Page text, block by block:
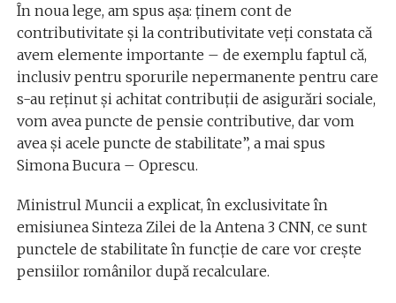
În noua lege, am spus așa: ținem cont de
contributivitate și la contributivitate veți constata că
avem elemente importante – de exemplu faptul că,
inclusiv pentru sporurile nepermanente pentru care
s-au reținut și achitat contribuții de asigurări sociale,
vom avea puncte de pensie contributive, dar vom
avea și acele puncte de stabilitate”, a mai spus
Simona Bucura – Oprescu.
Ministrul Muncii a explicat, în exclusivitate în
emisiunea Sinteza Zilei de la Antena 3 CNN, ce sunt
punctele de stabilitate în funcție de care vor crește
pensiilor românilor după recalculare.